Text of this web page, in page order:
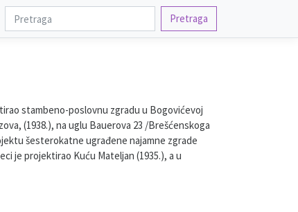
Pretraga
stambeno-poslovnu zgradu u Bogovićevoj
(1938.), na uglu Bauerova 23 /Brešćenskoga
šesterokatne ugrađene najamne zgrade
je projektirao Kuću Mateljan (1935.), a u